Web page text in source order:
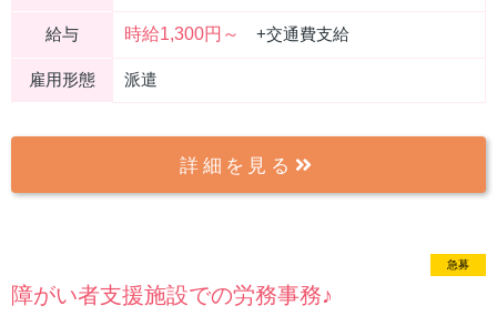
給与 時給1,300円～ +交通費支給
雇用形態 派遣
詳細を見る
new
急募
障がい者支援施設での労務事務♪